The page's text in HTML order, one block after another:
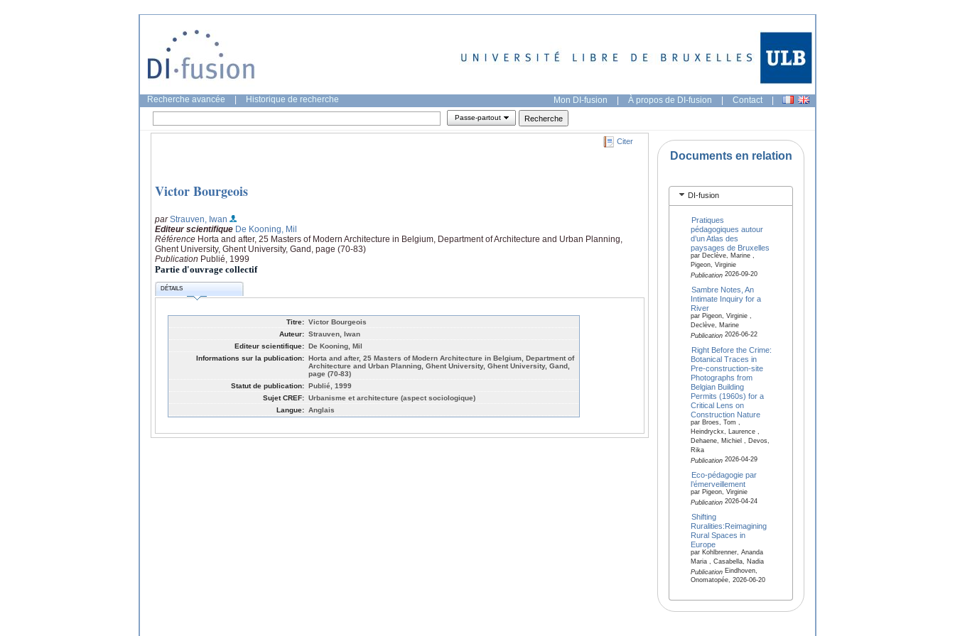
Recherche avancée Historique de recherche Mon DI-fusion | À propos de DI-fusion | Contact |
Passe-partout
Citer
Victor Bourgeois
parStrauven, Iwan
Editeur scientifique De Kooning, Mil
Référence Horta and after, 25 Masters of Modern Architecture in Belgium, Department of Architecture and Urban Planning,
Ghent University, Ghent University, Gand, page (70-83)
Publication Publié, 1999
Partie d'ouvrage collectif
DÉTAILS
Titre: Victor Bourgeois
Auteur: Strauven, Iwan
Editeur scientifique: De Kooning, Mil
Informations sur la publication: Horta and after, 25 Masters of Modern Architecture in Belgium, Department of
Architecture and Urban Planning, Ghent University, Ghent University, Gand,
page (70-83)
Statut de publication: Publié, 1999
Sujet CREF: Urbanisme et architecture (aspect sociologique)
Langue: Anglais
Documents en relation
DI-fusion
Pratiques
pédagogiques autour
d’un Atlas des
paysages de Bruxelles
par Declève, Marine ,
Pigeon, Virginie
Publication2026-09-20
Sambre Notes, An
Intimate Inquiry for a
River
par Pigeon, Virginie ,
Declève, Marine
Publication2026-06-22
Right Before the Crime:
Botanical Traces in
Pre-construction-site
Photographs from
Belgian Building
Permits (1960s) for a
Critical Lens on
Construction Nature
par Broes, Tom ,
Heindryckx, Laurence ,
Dehaene, Michiel , Devos,
Rika
Publication2026-04-29
Eco-pédagogie par
l’émerveillement
par Pigeon, Virginie
Publication2026-04-24
Shifting
Ruralities:Reimagining
Rural Spaces in
Europe
par Kohlbrenner, Ananda
Maria , Casabella, Nadia
PublicationEindhoven,
Onomatopée, 2026-06-20